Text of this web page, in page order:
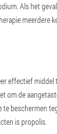
Als het
meerdere
effectief middel
om de
te beschermen
is propolis.